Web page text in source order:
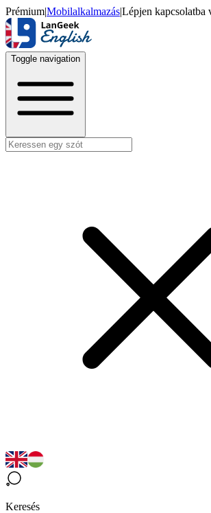
Prémium|Mobilalkalmazás|Lépjen kapcsolatba
Toggle navigation
Keresés